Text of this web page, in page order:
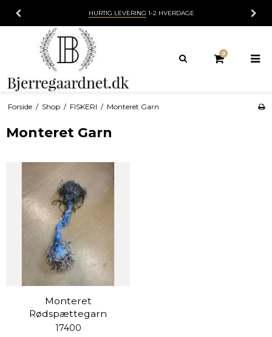
HURTIG LEVERING1-2 HVERDAGE
0
Forside / Shop / FISKERI / Monteret Garn
Monteret Garn
Monteret
Rødspættegarn
17400